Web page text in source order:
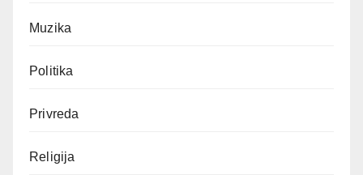
Muzika
Politika
Privreda
Religija